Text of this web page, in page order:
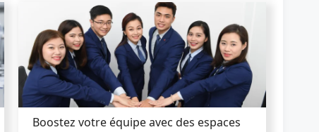
Boostez votre équipe avec des espaces